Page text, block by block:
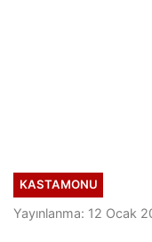
KASTAMONU
Yayınlanma: 12 Ocak